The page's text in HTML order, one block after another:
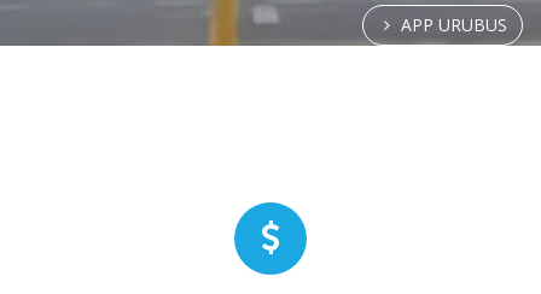
APP URUBUS